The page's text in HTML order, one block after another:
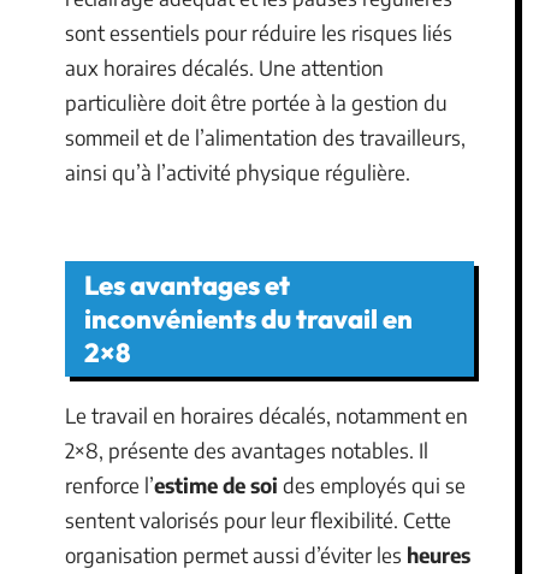
sont essentiels pour réduire les risques liés
aux horaires décalés. Une attention
particulière doit être portée à la gestion du
sommeil et de l’alimentation des travailleurs,
ainsi qu’à l’activité physique régulière.
Les avantages et
inconvénients du travail en
2×8
Le travail en horaires décalés, notamment en
2×8, présente des avantages notables. Il
renforce l’estime de soi des employés qui se
sentent valorisés pour leur flexibilité. Cette
organisation permet aussi d’éviter les heures